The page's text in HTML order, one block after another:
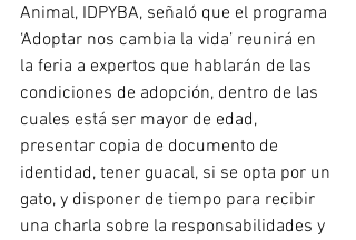
Animal, IDPYBA, señaló que el programa
‘Adoptar nos cambia la vida’ reunirá en
la feria a expertos que hablarán de las
condiciones de adopción, dentro de las
cuales está ser mayor de edad,
presentar copia de documento de
identidad, tener guacal, si se opta por un
gato, y disponer de tiempo para recibir
una charla sobre la responsabilidades y